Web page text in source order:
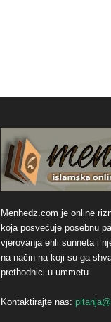
Menhedz.com je online
koja posvećuje posebnu
vjerovanja ehli sunneta i
na način na koji su ga
prethodnici u ummetu.
Kontaktirajte nas: